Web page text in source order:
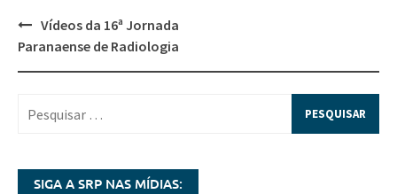
Vídeos da 16ª Jornada
Paranaense de Radiologia
SIGA A SRP NAS MÍDIAS: